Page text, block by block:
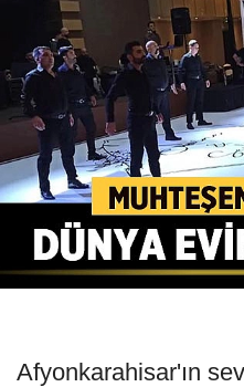
Afyonkarahisar'ın